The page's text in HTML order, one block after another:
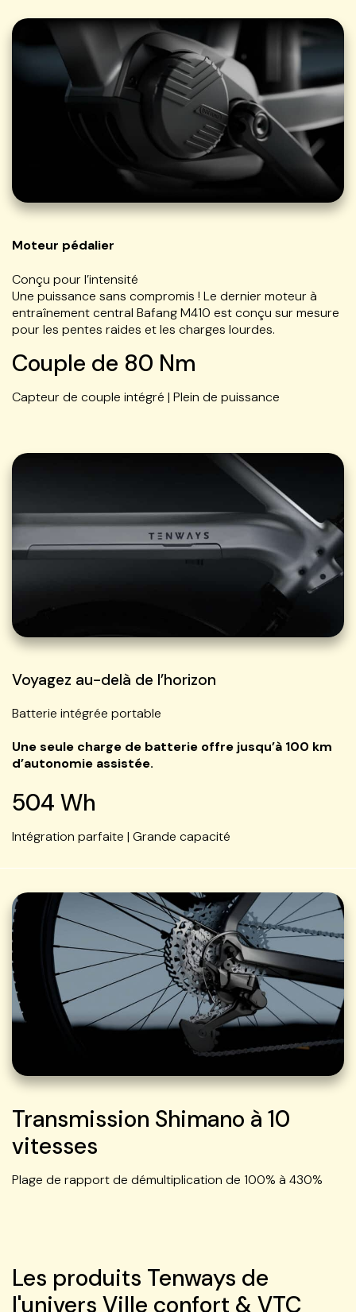
Moteur pédalier
Conçu pour l’intensité
Une puissance sans compromis ! Le dernier moteur à
entraînement central Bafang M410 est conçu sur mesure
pour les pentes raides et les charges lourdes.
Couple de 80 Nm
Capteur de couple intégré | Plein de puissance
Voyagez au-delà de l’horizon
Batterie intégrée portable
Une seule charge de batterie offre jusqu’à 100 km
d’autonomie assistée.
504 Wh
Intégration parfaite | Grande capacité
Transmission Shimano à 10
vitesses
Plage de rapport de démultiplication de 100% à 430%
Les produits Tenways de
l'univers Ville confort & VTC